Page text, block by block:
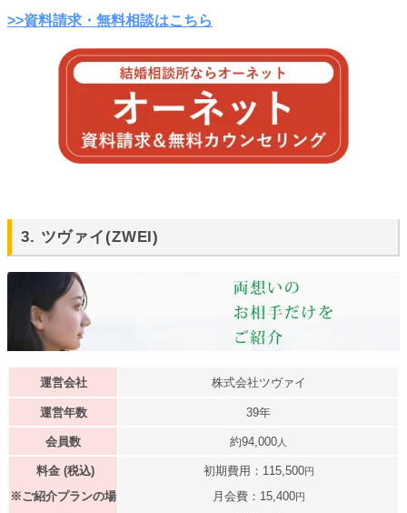
>>資料請求・無料相談はこちら
3. ツヴァイ(ZWEI)
運営会社 株式会社ツヴァイ
運営年数 39年
会員数 約94,000 人
料金 (税込)
※ご紹介プランの場
初期費用：115,500円
月会費：15,400円